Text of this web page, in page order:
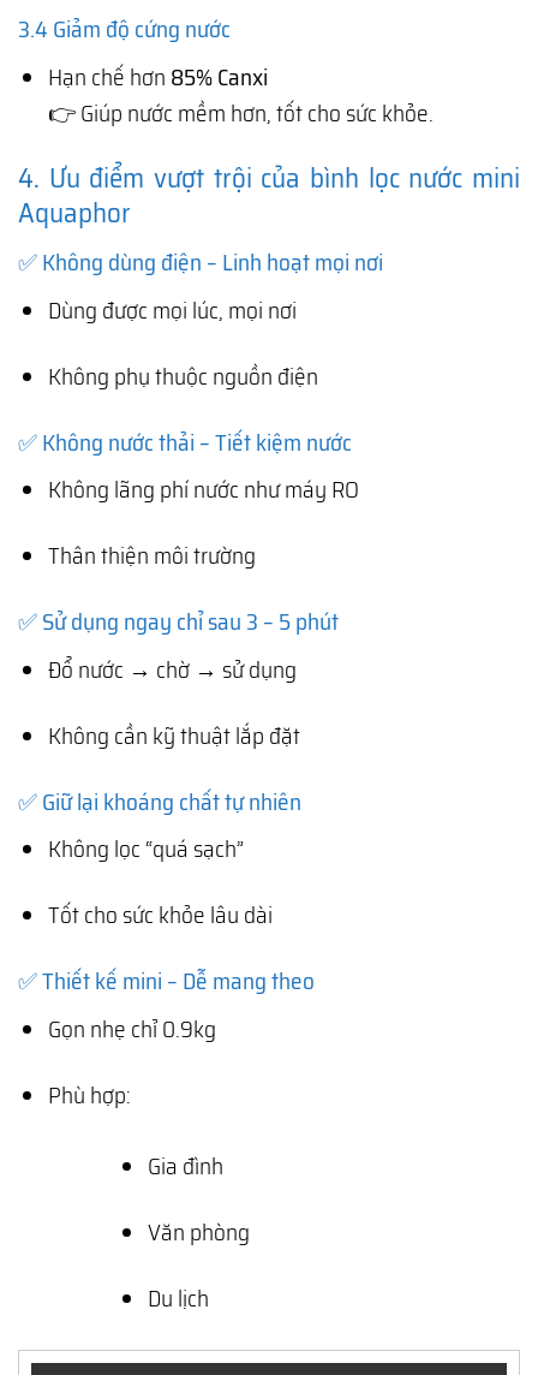
3.4 Giảm độ cứng nước
Hạn chế hơn 85% Canxi
👉 Giúp nước mềm hơn, tốt cho sức khỏe.
4. Ưu điểm vượt trội của bình lọc nước mini
Aquaphor
✅ Không dùng điện – Linh hoạt mọi nơi
Dùng được mọi lúc, mọi nơi
Không phụ thuộc nguồn điện
✅ Không nước thải – Tiết kiệm nước
Không lãng phí nước như máy RO
Thân thiện môi trường
✅ Sử dụng ngay chỉ sau 3 – 5 phút
Đổ nước → chờ → sử dụng
Không cần kỹ thuật lắp đặt
✅ Giữ lại khoáng chất tự nhiên
Không lọc “quá sạch”
Tốt cho sức khỏe lâu dài
✅ Thiết kế mini – Dễ mang theo
Gọn nhẹ chỉ 0.9kg
Phù hợp:
Gia đình
Văn phòng
Du lịch